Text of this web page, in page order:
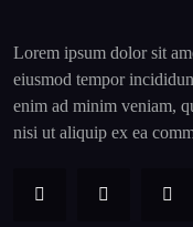
Lorem ipsum dolor sit
eiusmod tempor
enim ad minim veniam,
nisi ut aliquip ex ea